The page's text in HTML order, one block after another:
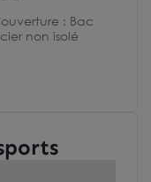
: Bac
non isolé